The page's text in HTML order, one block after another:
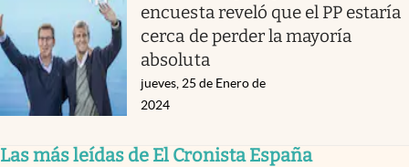
encuesta reveló que el PP estaría
cerca de perder la mayoría
absoluta
jueves, 25 de Enero de
2024
Las más leídas de El Cronista España